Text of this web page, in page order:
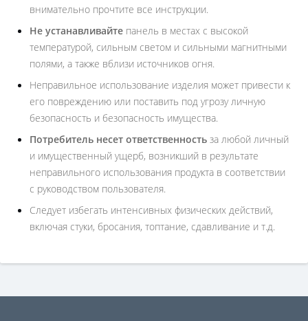
внимательно прочтите все инструкции.
Не устанавливайте панель в местах с высокой
температурой, сильным светом и сильными магнитными
полями, а также вблизи источников огня.
Неправильное использование изделия может привести к
его повреждению или поставить под угрозу личную
безопасность и безопасность имущества.
Потребитель несет ответственность за любой личный
и имущественный ущерб, возникший в результате
неправильного использования продукта в соответствии
с руководством пользователя.
Следует избегать интенсивных физических действий,
включая стуки, бросания, топтание, сдавливание и т.д.